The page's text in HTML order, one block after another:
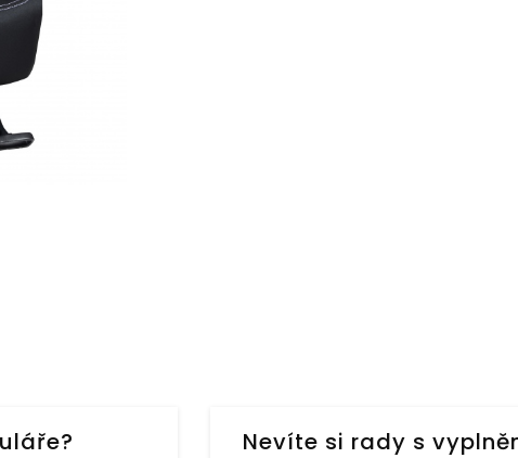
Nevíte si rady s